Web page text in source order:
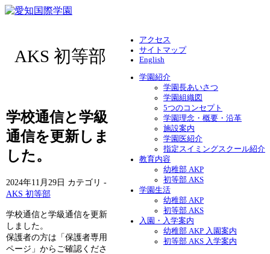
アクセス
サイトマップ
English
学園紹介
学園長あいさつ
学園組織図
5つのコンセプト
学園理念・概要・沿革
施設案内
学園医紹介
指定スイミングスクール紹介
教育内容
幼稚部 AKP
初等部 AKS
学園生活
幼稚部 AKP
初等部 AKS
入園・入学案内
幼稚部 AKP 入園案内
初等部 AKS 入学案内
AKS 初等部
学校通信と学級
通信を更新しま
した。
2024年11月29日 カテゴリ -
AKS 初等部
学校通信と学級通信を更新
しました。
保護者の方は「保護者専用
ページ」からご確認くださ